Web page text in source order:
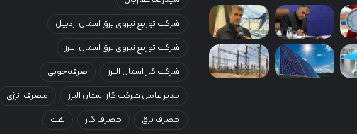
شرکت توزیع نیروی برق استان اردبیل
شرکت توزیع نیروی برق استان البرز
شرکت گاز استان البرز
صرفه‌جویی
مدیر عامل شرکت گاز استان البرز
مصرف انرژی
مصرف برق
مصرف گاز
نفت